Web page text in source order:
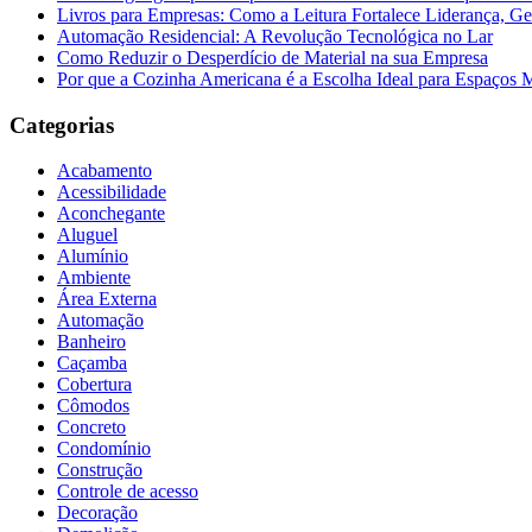
Livros para Empresas: Como a Leitura Fortalece Liderança,
Automação Residencial: A Revolução Tecnológica no Lar
Como Reduzir o Desperdício de Material na sua Empresa
Por que a Cozinha Americana é a Escolha Ideal para Espaços
Categorias
Acabamento
Acessibilidade
Aconchegante
Aluguel
Alumínio
Ambiente
Área Externa
Automação
Banheiro
Caçamba
Cobertura
Cômodos
Concreto
Condomínio
Construção
Controle de acesso
Decoração